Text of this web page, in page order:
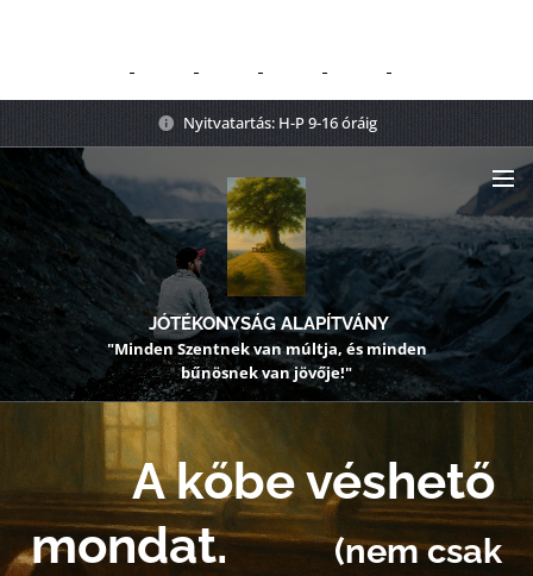
Nyitvatartás: H-P 9-16 óráig
JÓTÉKONYSÁG ALAPÍTVÁNY
"Minden Szentnek van múltja, és minden
bűnösnek van jövője!"
A kőbe véshető
mondat.(nem csak